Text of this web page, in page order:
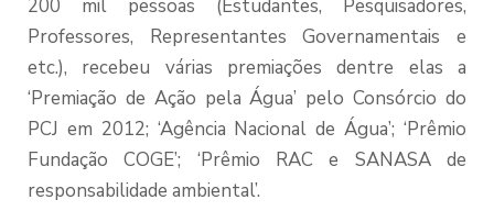
200 mil pessoas (Estudantes, Pesquisadores,
Professores, Representantes Governamentais e
etc.), recebeu várias premiações dentre elas a
‘Premiação de Ação pela Água’ pelo Consórcio do
PCJ em 2012; ‘Agência Nacional de Água’; ‘Prêmio
Fundação COGE’; ‘Prêmio RAC e SANASA de
responsabilidade ambiental’.